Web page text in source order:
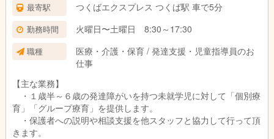
最寄駅 つくばエクスプレス つくば駅 車で5分
勤務時間 火曜日〜土曜日 8:30～17:30
職種
医療・介護・保育 / 発達支援・児童指導員のお
仕事
【主な業務】
・１歳半～６歳の発達障がいを持つ未就学児に対して「個別療
育」「グループ療育」を提供します。
・保護者への説明や相談支援を他スタッフと協力して行って頂
きます。